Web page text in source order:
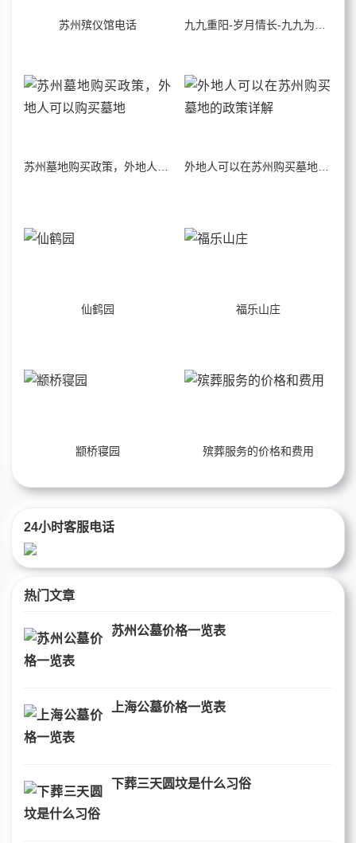
苏州殡仪馆电话 九九重阳-岁月情长-九九为阳-地久天长
苏州墓地购买政策，外地人可以购买墓地 外地人可以在苏州购买墓地的政策详解
仙鹤园 福乐山庄
颛桥寝园 殡葬服务的价格和费用
24小时客服电话
热门文章
苏州公墓价格一览表
上海公墓价格一览表
下葬三天圆坟是什么习俗